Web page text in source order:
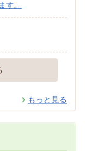
す。
もっと見る